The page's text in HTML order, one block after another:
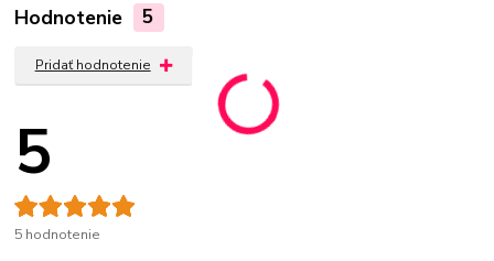
Hodnotenie 5
Pridať hodnotenie
5
5 hodnotenie